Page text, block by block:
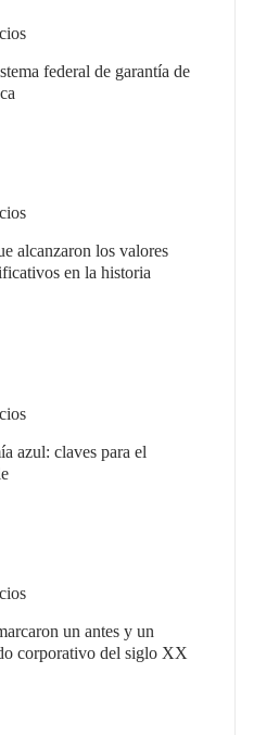
federal de garantía de
alcanzaron los valores
en la historia
azul: claves para el
un antes y un
corporativo del siglo XX